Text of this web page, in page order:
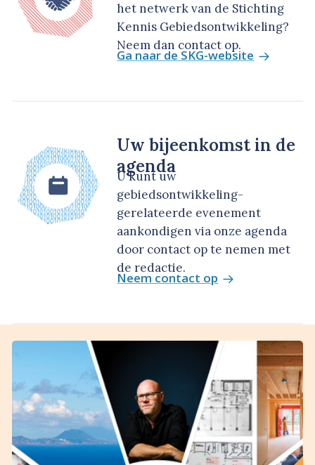
het netwerk van de Stichting
Kennis Gebiedsontwikkeling?
Neem dan contact op.
Ga naar de SKG-website
Uw bijeenkomst in de
agenda
U kunt uw
gebiedsontwikkeling-
gerelateerde evenement
aankondigen via onze agenda
door contact op te nemen met
de redactie.
Neem contact op